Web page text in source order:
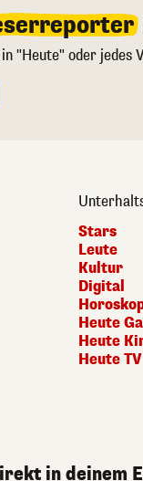
"Heute" oder jedes
Stars
Leute
Kultur
Digital
Heute
Heute
Heute TV
in deinem